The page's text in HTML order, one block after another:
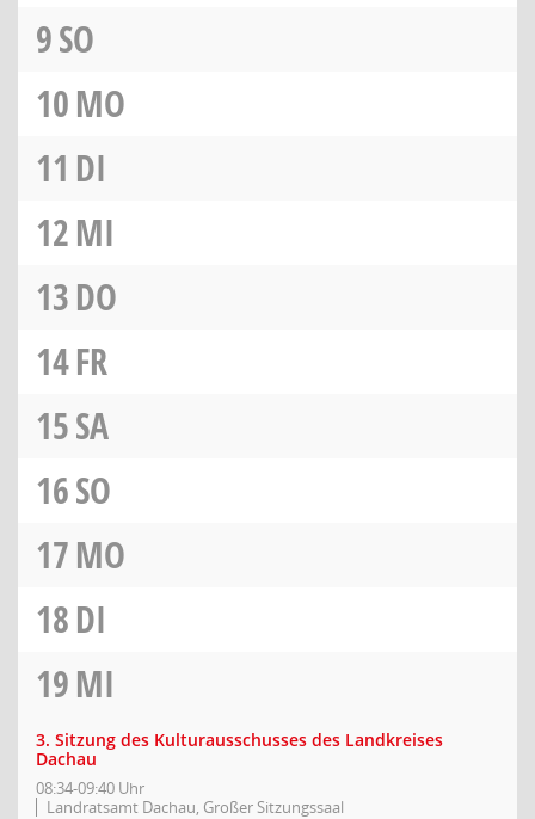
9SO
10MO
11 DI
12MI
13DO
14FR
15SA
16SO
17MO
18DI
19MI
3. Sitzung des Kulturausschusses des Landkreises
Dachau
08:34-09:40 Uhr
Landratsamt Dachau, Großer Sitzungssaal